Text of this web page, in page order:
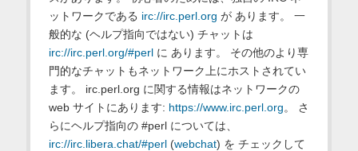
ットワークである irc://irc.perl.org が あります。 一
般的な (ヘルプ指向ではない) チャットは
irc://irc.perl.org/#perlに あります。 その他のより専
門的なチャットもネットワーク上にホストされてい
ます。 irc.perl.org に関する情報はネットワークの
web サイトにあります: https://www.irc.perl.org。 さ
らにヘルプ指向の #perl については、
irc://irc.libera.chat/#perl(webchat) を チェックして